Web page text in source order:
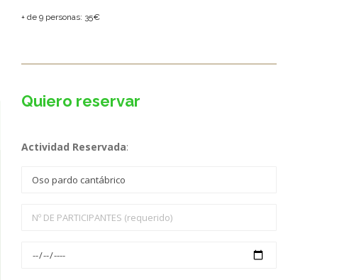
+ de 9 personas: 35€
Quiero reservar
Actividad Reservada: